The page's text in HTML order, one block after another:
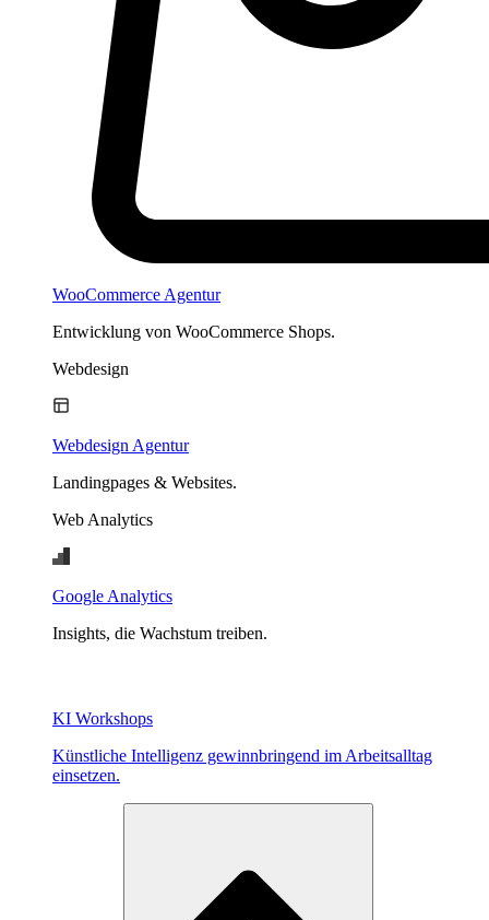
WooCommerce Agentur
Entwicklung von WooCommerce Shops.
Webdesign
Webdesign Agentur
Landingpages & Websites.
Web Analytics
Google Analytics
Insights, die Wachstum treiben.
KI Workshops
Künstliche Intelligenz gewinnbringend im Arbeitsalltag
einsetzen.